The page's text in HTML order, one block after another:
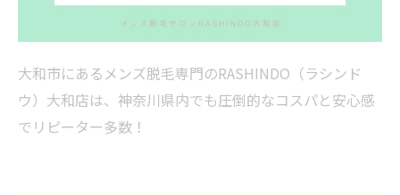
大和市にあるメンズ脱毛専門のRASHINDO（ラシンド
ウ）大和店は、神奈川県内でも圧倒的なコスパと安心感
でリピーター多数！